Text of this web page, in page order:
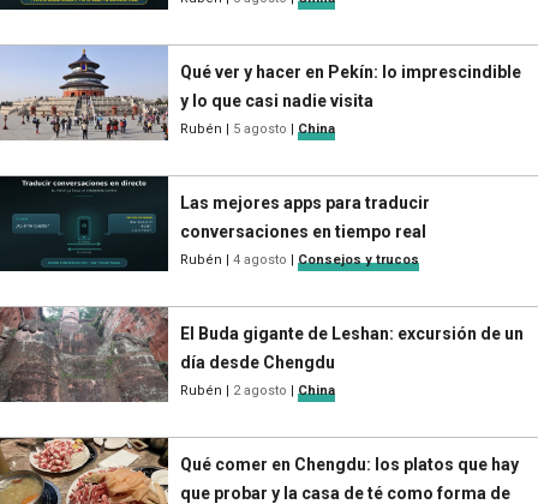
Qué ver y hacer en Pekín: lo imprescindible
y lo que casi nadie visita
Rubén | 5 agosto | China
Las mejores apps para traducir
conversaciones en tiempo real
Rubén | 4 agosto | Consejos y trucos
El Buda gigante de Leshan: excursión de un
día desde Chengdu
Rubén | 2 agosto | China
Qué comer en Chengdu: los platos que hay
que probar y la casa de té como forma de